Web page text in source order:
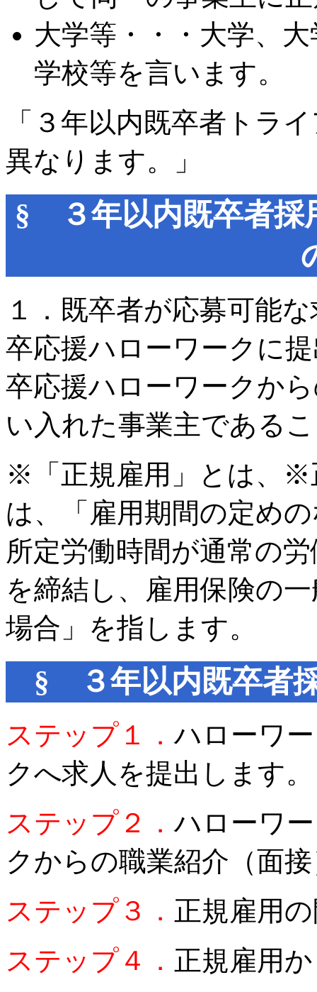
大学等・・・大学、
学校等を言います。
「３年以内既卒者トラ
異なります。」
§ ３年以内既卒者採
１．既卒者が応募可能
卒応援ハローワークに
卒応援ハローワークか
い入れた事業主である
※「正規雇用」とは、※
は、「雇用期間の定め
所定労働時間が通常の
を締結し、雇用保険の
場合」を指します。
§ ３年以内既卒者
ステップ１．ハローワ
クへ求人を提出します。
ステップ２．ハローワ
クからの職業紹介（面
ステップ３． 正規雇用
ステップ４． 正規雇用